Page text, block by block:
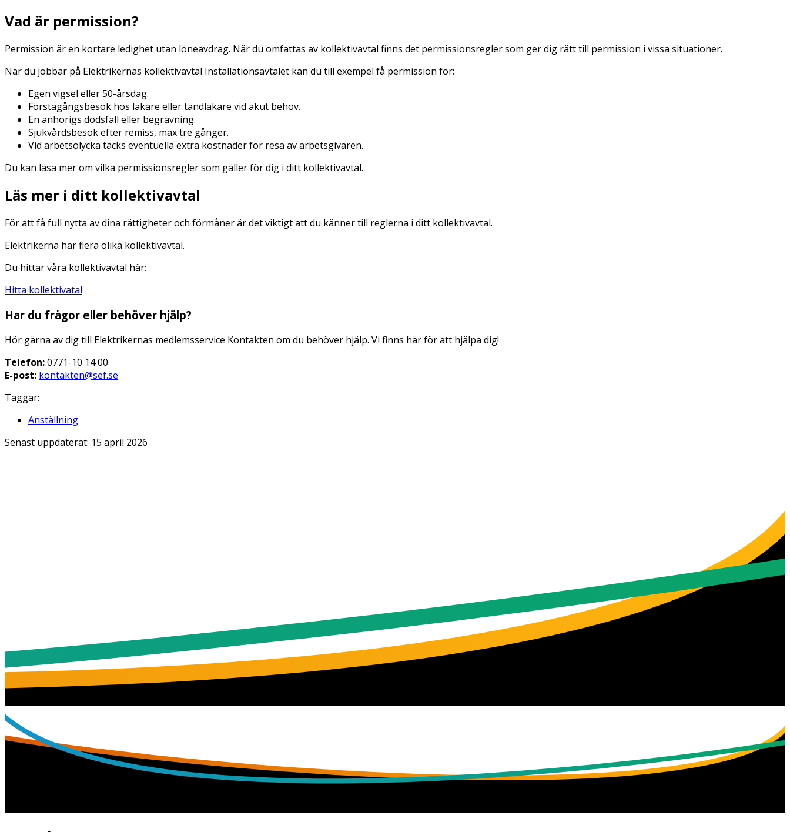
Vad är permission?
Permission är en kortare ledighet utan löneavdrag. När du omfattas av kollektivavtal finns det permissionsregler som ger dig rätt till permission i vissa situationer.
När du jobbar på Elektrikernas kollektivavtal Installationsavtalet kan du till exempel få permission för:
Egen vigsel eller 50-årsdag.
Förstagångsbesök hos läkare eller tandläkare vid akut behov.
En anhörigs dödsfall eller begravning.
Sjukvårdsbesök efter remiss, max tre gånger.
Vid arbetsolycka täcks eventuella extra kostnader för resa av arbetsgivaren.
Du kan läsa mer om vilka permissionsregler som gäller för dig i ditt kollektivavtal.
Läs mer i ditt kollektivavtal
För att få full nytta av dina rättigheter och förmåner är det viktigt att du känner till reglerna i ditt kollektivavtal.
Elektrikerna har flera olika kollektivavtal.
Du hittar våra kollektivavtal här:
Hitta kollektivatal
Har du frågor eller behöver hjälp?
Hör gärna av dig till Elektrikernas medlemsservice Kontakten om du behöver hjälp. Vi finns här för att hjälpa dig!
Telefon:0771-10 14 00​
E-post: kontakten@sef.se
Taggar:
Anställning
Senast uppdaterat: 15 april 2026